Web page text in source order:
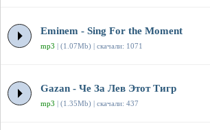
Eminem - Sing For the Moment
mp3 | (1.07Mb) | скачали: 1071
Gazan - Че За Лев Этот Тигр
mp3 | (1.35Mb) | скачали: 437